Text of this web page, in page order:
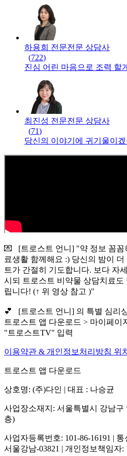
하용희 전문전문 상담사
(722)
진심 어린 마음으로 조력 할
최진성 전문전문 상담사
(71)
당신의 이야기에 귀기울이
💌 [트로스트 언니] "약 정보 꼼꼼
료생활 함께해요 :) 당신의 밤이
트가 간절히 기도합니다. 보다 자
시되 트로스트 비약물 상담치료도
립니다! (↑ 위 영상 참고 )"
💕 [트로스트 언니] 의 특별 심리
트로스트 앱 다운로드 > 마이페이
"트로스트TV" 입력
이용약관 & 개인정보처리방침 위
트로스트 앱 다운로드
상호명: (주)다인 | 대표 : 나승균
사업장소재지: 서울특별시 강남구
층)
사업자등록번호: 101-86-16191 |
서울강남-03821 | 개인정보책임자: